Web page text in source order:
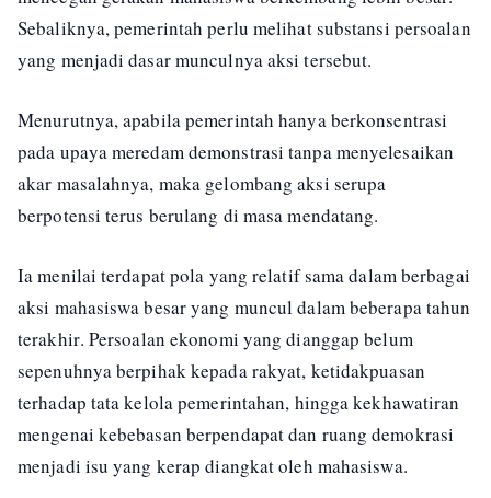
Sebaliknya, pemerintah perlu melihat substansi persoalan
yang menjadi dasar munculnya aksi tersebut.
Menurutnya, apabila pemerintah hanya berkonsentrasi
pada upaya meredam demonstrasi tanpa menyelesaikan
akar masalahnya, maka gelombang aksi serupa
berpotensi terus berulang di masa mendatang.
Ia menilai terdapat pola yang relatif sama dalam berbagai
aksi mahasiswa besar yang muncul dalam beberapa tahun
terakhir. Persoalan ekonomi yang dianggap belum
sepenuhnya berpihak kepada rakyat, ketidakpuasan
terhadap tata kelola pemerintahan, hingga kekhawatiran
mengenai kebebasan berpendapat dan ruang demokrasi
menjadi isu yang kerap diangkat oleh mahasiswa.